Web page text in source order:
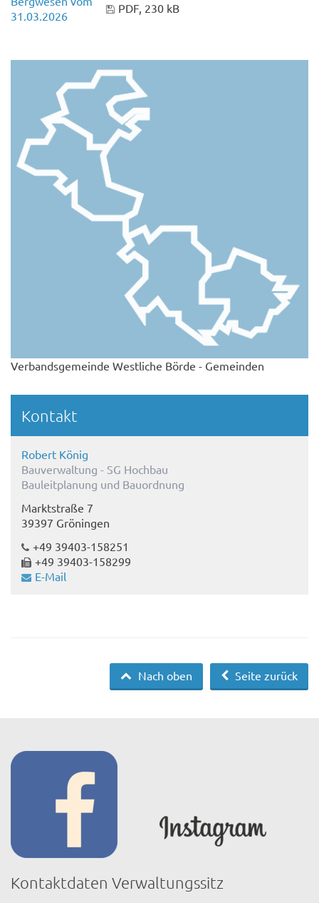
PDF, 230 kB
Verbandsgemeinde Westliche Börde - Gemeinden
Kontakt
Robert König
Bauverwaltung - SG Hochbau
Bauleitplanung und Bauordnung
Marktstraße 7
39397 Gröningen
+49 39403-158251
+49 39403-158299
E-Mail
Seite zurück
Nach oben
Kontaktdaten Verwaltungssitz